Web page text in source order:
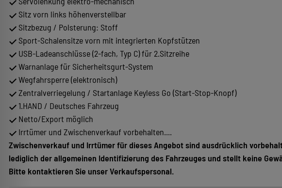
Sitz vorn links höhenverstellbar
Sitzbezug / Polsterung: Stoff
Sport-Schalensitze vorn mit integrierten Kopfstützen
USB-Ladeanschlüsse (2-fach, Typ C) für 2.Sitzreihe
Warnanlage für Sicherheitsgurt-System
Wegfahrsperre (elektronisch)
Zentralverriegelung / Startanlage Keyless Go (Start-Stop-Knopf)
1.HAND / Deutsches Fahrzeug
Netto/Export möglich
Irrtümer und Zwischenverkauf vorbehalten....
Zwischenverkauf und Irrtümer für dieses Angebot sind ausdrücklich
lediglich der allgemeinen Identifizierung des Fahrzeuges und stellt keine
Bitte kontaktieren Sie unser Verkaufspersonal.